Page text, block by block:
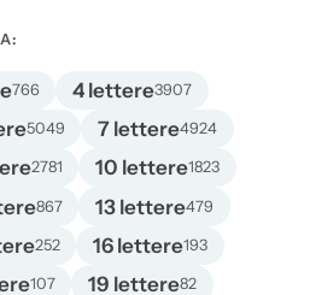
766 4 lettere3907
5049 7 lettere4924
2781 10 lettere1823
867 13 lettere479
252 16 lettere193
107 19 lettere82